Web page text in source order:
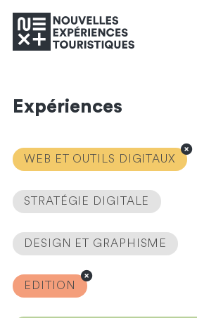
Expériences
WEB ET OUTILS DIGITAUX
STRATÉGIE DIGITALE
DESIGN ET GRAPHISME
EDITION